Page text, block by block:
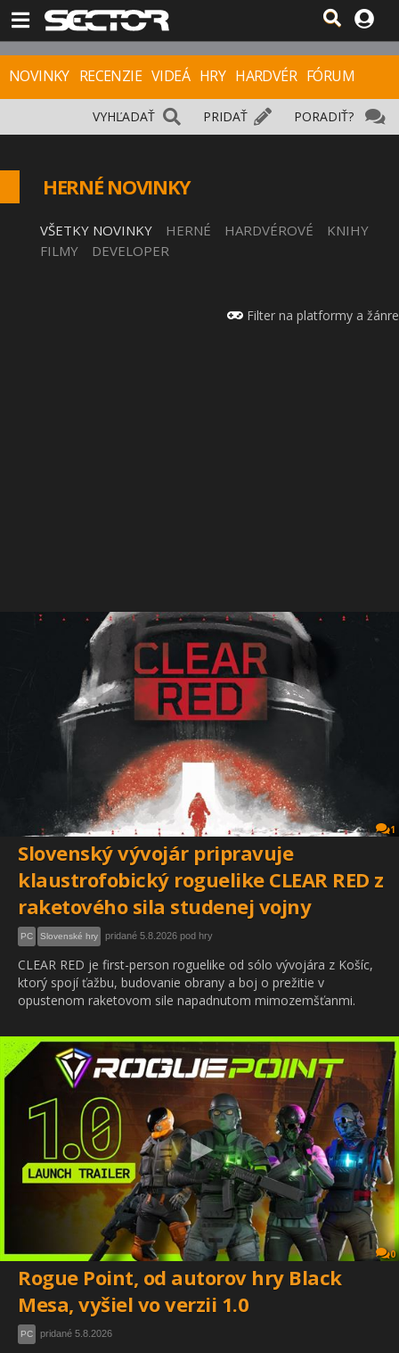
NOVINKY RECENZIE VIDEÁ HRY HARDVÉR FÓRUM
PORADIŤ?
PRIDAŤ
VYHĽADAŤ
HERNÉ NOVINKY
VŠETKY NOVINKY HERNÉ HARDVÉROVÉ
KNIHY
FILMY
DEVELOPER
Filter na platformy a žánre
1
Slovenský vývojár pripravuje
klaustrofobický roguelike CLEAR RED z
raketového sila studenej vojny
PC Slovenské hry pridané 5.8.2026 pod hry
CLEAR RED je first-person roguelike od sólo vývojára z Košíc,
ktorý spojí ťažbu, budovanie obrany a boj o prežitie v
opustenom raketovom sile napadnutom mimozemšťanmi.
0
Rogue Point, od autorov hry Black
Mesa, vyšiel vo verzii 1.0
PC pridané 5.8.2026